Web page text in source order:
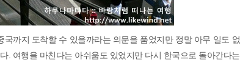
까지 도착할 수 있을까라는 의문을 품었지만 정말 아무 일도 없
. 여행을 마친다는 아쉬움도 있었지만 다시 한국으로 돌아간다는